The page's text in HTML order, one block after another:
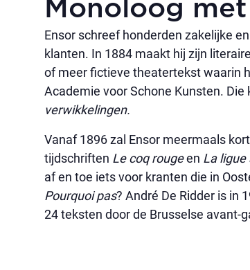
Monoloog
Ensor schreef honderden zakelijke
klanten. In 1884 maakt hij zijn
of meer fictieve theatertekst waarin
Academie voor Schone Kunsten. Die
verwikkelingen.
Vanaf 1896 zal Ensor meermaals
tijdschriften Le coq rougeen La ligue
af en toe iets voor kranten die in
Pourquoi pas? André De Ridder is in
24 teksten door de Brusselse avant-